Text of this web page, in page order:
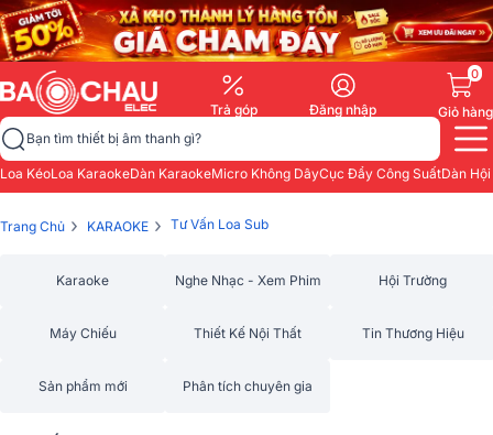
Trả góp Đăng nhập
0
Giỏ hàng
Bạn tìm thiết bị âm thanh gì?
Loa KéoLoa KaraokeDàn KaraokeMicro Không DâyCục Đẩy Công SuấtDàn
Trang Chủ › KARAOKE › Tư Vấn Loa Sub
Karaoke Nghe Nhạc - Xem Phim Hội Trường
Máy Chiếu Thiết Kế Nội Thất Tin Thương Hiệu
Sản phẩm mới Phân tích chuyên gia